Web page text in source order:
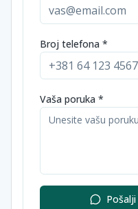
Broj telefona *
Vaša poruka *